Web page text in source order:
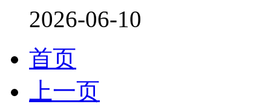
2026-06-10
首页
上一页